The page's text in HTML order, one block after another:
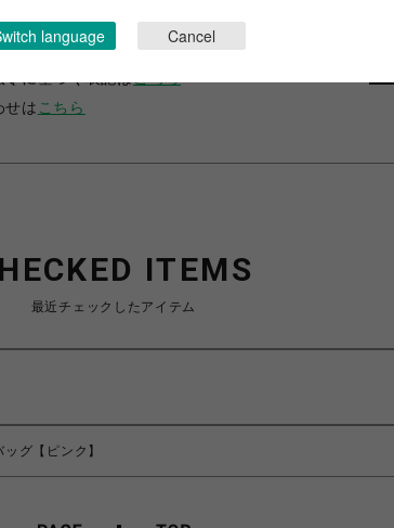
PARCO
せは こちら
ITEMS
最近チェックしたアイテム
グ【ピンク】
language Cancel